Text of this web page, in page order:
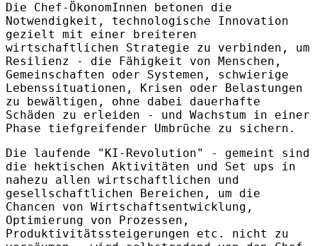
Die Chef-ÖkonomInnen betonen die
Notwendigkeit, technologische Innovation
gezielt mit einer breiteren
wirtschaftlichen Strategie zu verbinden, um
Resilienz - die Fähigkeit von Menschen,
Gemeinschaften oder Systemen, schwierige
Lebenssituationen, Krisen oder Belastungen
zu bewältigen, ohne dabei dauerhafte
Schäden zu erleiden - und Wachstum in einer
Phase tiefgreifender Umbrüche zu sichern.
Die laufende "KI-Revolution" - gemeint sind
die hektischen Aktivitäten und Set ups in
nahezu allen wirtschaftlichen und
gesellschaftlichen Bereichen, um die
Chancen von Wirtschaftsentwicklung,
Optimierung von Prozessen,
Produktivitätssteigerungen etc. nicht zu